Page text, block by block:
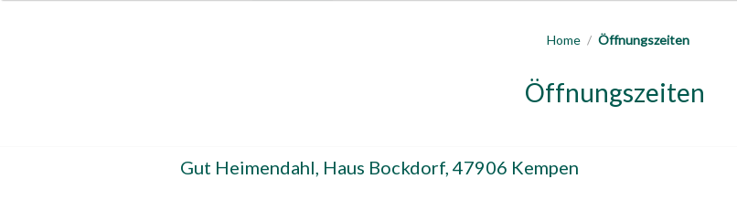
Home / Öffnungszeiten
Öffnungszeiten
Gut Heimendahl, Haus Bockdorf, 47906 Kempen